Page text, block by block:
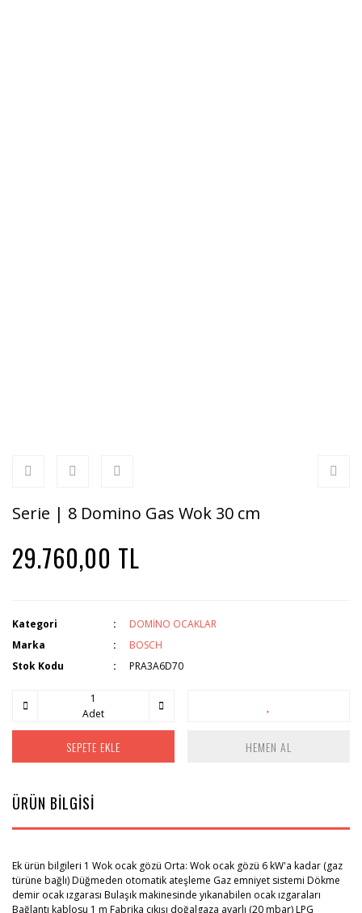
Serie | 8 Domino Gas Wok 30 cm
29.760,00 TL
Kategori
DOMİNO OCAKLAR
Marka
BOSCH
Stok Kodu
PRA3A6D70
Adet
SEPETE EKLE HEMEN AL
ÜRÜN BİLGİSİ
Ek ürün bilgileri 1 Wok ocak gözü Orta: Wok ocak gözü 6 kW'a kadar (gaz
türüne bağlı) Düğmeden otomatik ateşleme Gaz emniyet sistemi Dökme
demir ocak ızgarası Bulaşık makinesinde yıkanabilen ocak ızgaraları
Bağlantı kablosu 1 m Fabrika çıkışı doğalgaza ayarlı (20 mbar) LPG